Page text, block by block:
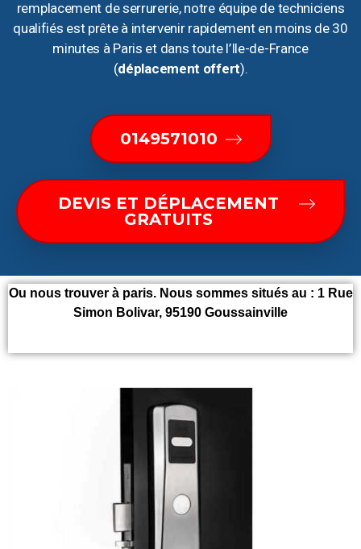
remplacement de serrurerie, notre équipe de techniciens
qualifiés est prête à intervenir rapidement en moins de 30
minutes à Paris et dans toute l’Ile-de-France
(déplacement offert).
0149571010
DEVIS ET DÉPLACEMENT
GRATUITS
Ou nous trouver à paris. Nous sommes situés au : 1 Rue
Simon Bolivar, 95190 Goussainville